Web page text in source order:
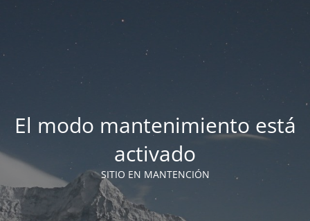
El modo mantenimiento está
activado
SITIO EN MANTENCIÓN